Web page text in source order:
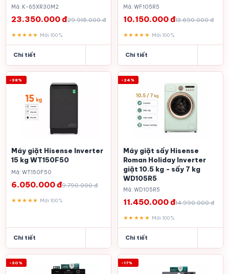
Mã: K-65XR30M2
29.915.000 đ
23.350.000 đ
★★★★★ Mới 100%
Chi tiết
Mã: WF105R5
13.690.000 đ
10.150.000 đ
★★★★★ Mới 100%
Chi tiết
-38%
Máy giặt Hisense Inverter
15 kg WT150F50
Mã: WT150F50
9.790.000 đ
6.050.000 đ
★★★★★ Mới 100%
Chi tiết
-24%
Máy giặt sấy Hisense
Roman Holiday Inverter
giặt 10.5 kg - sấy 7 kg
WD105R5
Mã: WD105R5
14.990.000 đ
11.450.000 đ
★★★★★ Mới 100%
Chi tiết
-30% -17%